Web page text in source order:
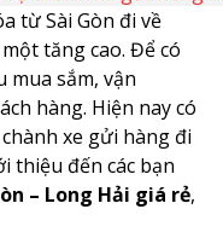
từ Sài Gòn đi về
tăng cao. Để có
sắm, vận
hàng. Hiện nay có
xe gửi hàng đi
thiệu đến các bạn
– Long Hải giá rẻ,